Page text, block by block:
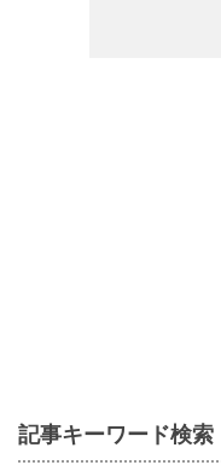
記事キーワード検索